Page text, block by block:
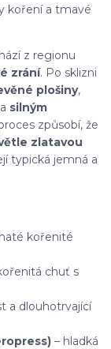
koření a tmavé
z regionu
zrání. Po sklizni
plošiny,
silným
způsobí, že
zlatavou
typická jemná a
kořenité
chuť s
a dlouhotrvající
– hladká